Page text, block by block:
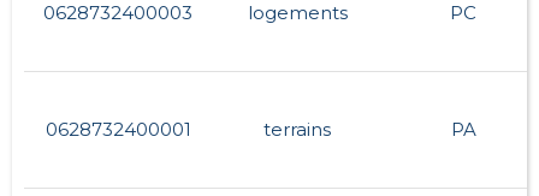
0628732400003 logements PC
0628732400001 terrains PA